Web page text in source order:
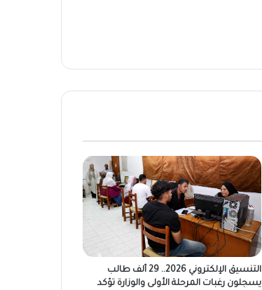
التنسيق الإلكتروني 2026.. 29 ألف طالب
يسجلون رغبات المرحلة الأولى والوزارة تؤكد